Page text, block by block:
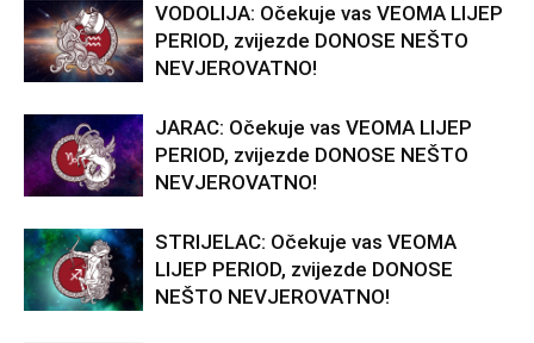
VODOLIJA: Očekuje vas VEOMA LIJEP
PERIOD, zvijezde DONOSE NEŠTO
NEVJEROVATNO!
JARAC: Očekuje vas VEOMA LIJEP
PERIOD, zvijezde DONOSE NEŠTO
NEVJEROVATNO!
STRIJELAC: Očekuje vas VEOMA
LIJEP PERIOD, zvijezde DONOSE
NEŠTO NEVJEROVATNO!